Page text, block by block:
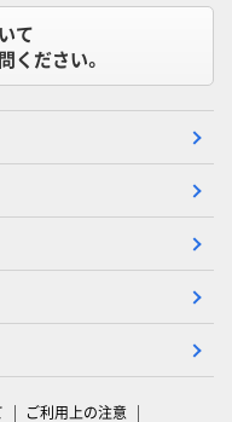
て
ください。
ご利用上の注意